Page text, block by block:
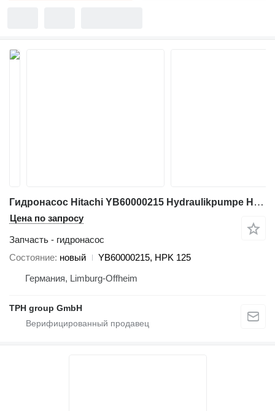
Гидронасос Hitachi YB60000215 Hydraulikpumpe HPK 125, ZW250-5B, 85Z7 для фронтального погрузчика Hitachi ZW250-5B
Цена по запросу
Запчасть - гидронасос
Состояние новый
YB60000215, HPK 125
Германия, Limburg-Offheim
TPH group GmbH